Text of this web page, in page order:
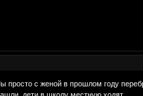
просто с женой в прошлом году